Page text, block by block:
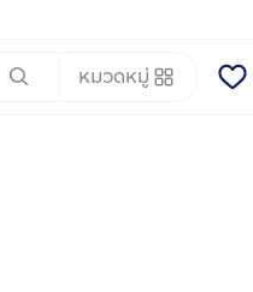
หมวดหมู่